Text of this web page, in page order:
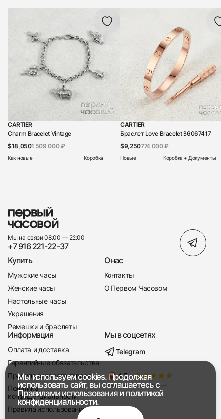
+7 916 221-22-37
Мы насвязи 08:00 — 19:00
CARTIER
Charm Bracelet Vintage
$18,0501 509 000 ₽
Как новые Коробка
CARTIER
Браслет Love Bracelet B6067417
$9,250774 000 ₽
Новые Коробка + Документы
Мы на связи 08:00 — 22:00
+7 916 221-22-37
Купить
Мужские часы
Женские часы
Настольные часы
Украшения
Ремешки и браслеты
О нас
Контакты
О Первом Часовом
Информация
Оплата и доставка
Гарантийные обязательства
Правила возврата товара
Политика
конфиденциальности
Правила использования
Мы в соцсетях
Telegram
Мы используем cookies. Продолжая
использовать сайт, вы соглашаетесь с
Правилами использованияи политикой
конфиденциальности.